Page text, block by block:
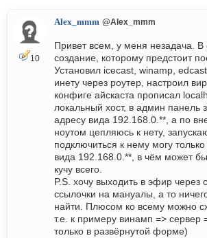
10
Alex_mmm @Alex_mmm
Привет всем, у меня незадача.
создание, которому предстоит
Установил icecast, winamp,
инету через роутер, настроил
конфиге айскаста прописал
локальный хост, в админ панель
адресу вида 192.168.0.**, а по
ноутом цепляюсь к нету,
подключиться к нему могу
вида 192.168.0.**, в чём может
кучу всего.
P.S. хочу выходить в эфир через
ссылочки на мануалы, а то
найти. Плюсом ко всему можно
т.е. к примеру винамп => сервер
только в развёрнутой форме)